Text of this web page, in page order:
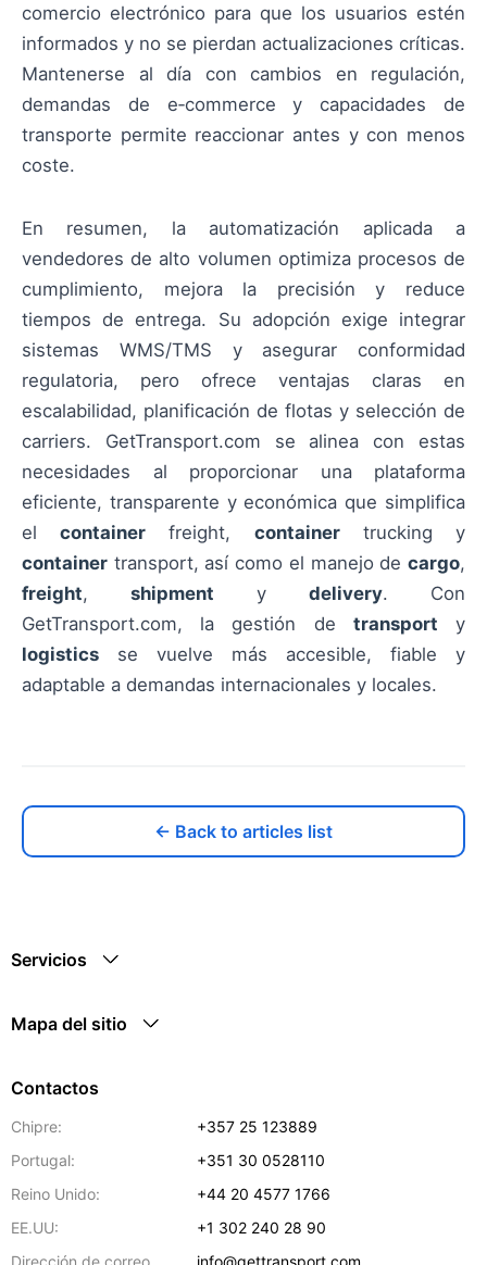
comercio electrónico para que los usuarios estén
informados y no se pierdan actualizaciones críticas.
Mantenerse al día con cambios en regulación,
demandas de e‑commerce y capacidades de
transporte permite reaccionar antes y con menos
coste.
En resumen, la automatización aplicada a
vendedores de alto volumen optimiza procesos de
cumplimiento, mejora la precisión y reduce
tiempos de entrega. Su adopción exige integrar
sistemas WMS/TMS y asegurar conformidad
regulatoria, pero ofrece ventajas claras en
escalabilidad, planificación de flotas y selección de
carriers. GetTransport.com se alinea con estas
necesidades al proporcionar una plataforma
eficiente, transparente y económica que simplifica
elcontainer freight, containertrucking y
container transport, así como el manejo de cargo,
freight, shipment y delivery. Con
GetTransport.com, la gestión de transport y
logistics se vuelve más accesible, fiable y
adaptable a demandas internacionales y locales.
← Back to articles list
Servicios
Mapa del sitio
Contactos
Chipre:
+357 25 123889
Portugal:
+351 30 0528110
Reino Unido:
+44 20 4577 1766
EE.UU:
+1 302 240 28 90
Dirección de correo
info@gettransport.com